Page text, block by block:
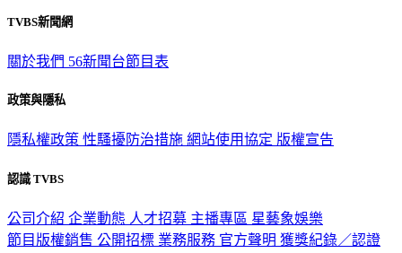
TVBS新聞網
關於我們 56新聞台節目表
政策與隱私
隱私權政策 性騷擾防治措施 網站使用協定 版權宣告
認識 TVBS
公司介紹 企業動態 人才招募 主播專區 星藝象娛樂
節目版權銷售 公開招標 業務服務 官方聲明 獲獎紀錄／認證